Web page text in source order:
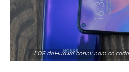
L'OS de Huawei connu nom de